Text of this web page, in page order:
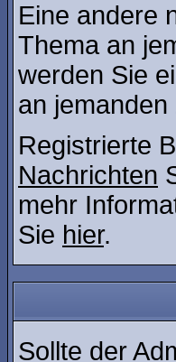
Eine andere
Thema an
werden Sie
an
Registrierte
Nachrichten
mehr
Sie hier.
Sollte der